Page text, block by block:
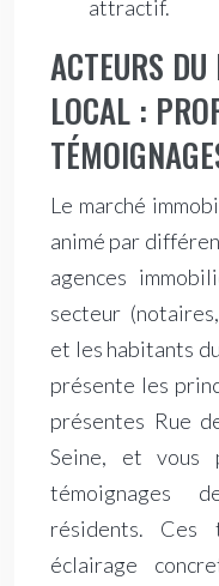
attractif.
ACTEURS
LOCAL :
Le marché
animé par
agences
secteur
et les habitants
présente les
présentes Rue
Seine, et vous
témoignages
résidents. Ces
éclairage